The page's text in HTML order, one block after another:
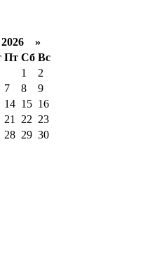
»
Пт Сб Вс
1
2
7 8
9
14 15 16
21 22 23
28 29 30